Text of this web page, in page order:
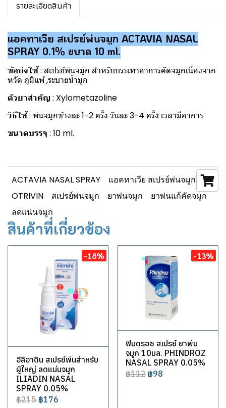
รายละเอียดสินค้า
แอคทาเวีย สเปรย์พ่นจมูก ACTAVIA NASAL
SPRAY 0.1% ขนาด 10 ml.
ข้อบ่งใช้: สเปรย์พ่นจมูก สำหรับบรรเทาอาการคัดจมูกเนื่องจาก
หวัด ภูมิแพ้ ,ระบายน้ำมูก
ตัวยาสำคัญ: Xylometazoline
วิธีใช้: พ่นจมูกข้างละ 1-2 ครั้ง วันละ 3-4 ครั้ง เวลามีอาการ
ขนาดบรรจุ : 10 ml.
ACTAVIA NASAL SPRAY
แอคทาเวีย สเปรย์พ่นจมูก
OTRIVIN
สเปรย์พ่นจมูก ยาพ่นจมูก
ยาพ่นแก้คัดจมูก
ลดแน่นจมูก
สินค้าที่เกี่ยวข้อง
-18%
อิลิอาดิน สเปรย์พ่นสำหรับ
ผู้ใหญ่ ลดแน่นจมูก
ILIADIN NASAL
SPRAY 0.05%
฿215 ฿176
-13%
ฟินดรอซ สเปรย์ ยาพ่น
จมูก 10มล. PHINDROZ
NASAL SPRAY 0.05%
฿112 ฿98